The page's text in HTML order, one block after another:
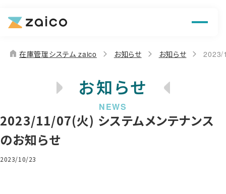
機能
お役立ち情報
home 在庫管理システム zaico お知らせ お知らせ 2023/
お知らせ
2023/11/07(火) システムメンテナンス
のお知らせ
2023/10/23